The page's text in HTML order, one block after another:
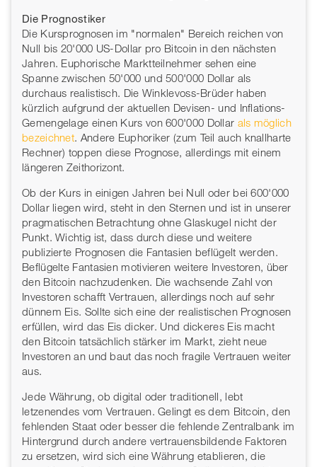
Die Prognostiker
Die Kursprognosen im "normalen" Bereich reichen von
Null bis 20'000 US-Dollar pro Bitcoin in den nächsten
Jahren. Euphorische Marktteilnehmer sehen eine
Spanne zwischen 50'000 und 500'000 Dollar als
durchaus realistisch. Die Winklevoss-Brüder haben
kürzlich aufgrund der aktuellen Devisen- und Inflations-
Gemengelage einen Kurs von 600'000 Dollar als möglich
bezeichnet . Andere Euphoriker (zum Teil auch knallharte
Rechner) toppen diese Prognose, allerdings mit einem
längeren Zeithorizont.
Ob der Kurs in einigen Jahren bei Null oder bei 600'000
Dollar liegen wird, steht in den Sternen und ist in unserer
pragmatischen Betrachtung ohne Glaskugel nicht der
Punkt. Wichtig ist, dass durch diese und weitere
publizierte Prognosen die Fantasien beflügelt werden.
Beflügelte Fantasien motivieren weitere Investoren, über
den Bitcoin nachzudenken. Die wachsende Zahl von
Investoren schafft Vertrauen, allerdings noch auf sehr
dünnem Eis. Sollte sich eine der realistischen Prognosen
erfüllen, wird das Eis dicker. Und dickeres Eis macht
den Bitcoin tatsächlich stärker im Markt, zieht neue
Investoren an und baut das noch fragile Vertrauen weiter
aus.
Jede Währung, ob digital oder traditionell, lebt
letzenendes vom Vertrauen. Gelingt es dem Bitcoin, den
fehlenden Staat oder besser die fehlende Zentralbank im
Hintergrund durch andere vertrauensbildende Faktoren
zu ersetzen, wird sich eine Währung etablieren, die